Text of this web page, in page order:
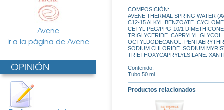
Avene
Ir a la página de Avene
OPINIÓN
COMPOSICIÓN:
AVENE THERMAL SPRING WATER
C12-15 ALKYL BENZOATE.
CETYL PEG/PPG-10/1
TRIGLYCERIDE. CAPRYLYL
OCTYLDODECANOL.
SODIUM CHLORIDE. SODIUM
TRIETHOXYCAPRYLYLSILANE.
Contenido:
Tubo 50 ml
Productos relacionados